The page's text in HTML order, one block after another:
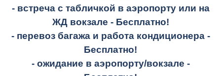
- встреча с табличкой в аэропорту или на
ЖД вокзале - Бесплатно!
- перевоз багажа и работа кондиционера -
Бесплатно!
- ожидание в аэропорту/вокзале -